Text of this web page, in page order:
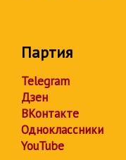
Партия
Telegram
Дзен
ВКонтакте
Одноклассники
YouTube